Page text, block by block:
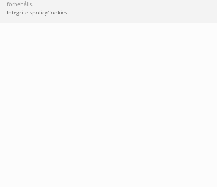
förbehålls.
IntegritetspolicyCookies